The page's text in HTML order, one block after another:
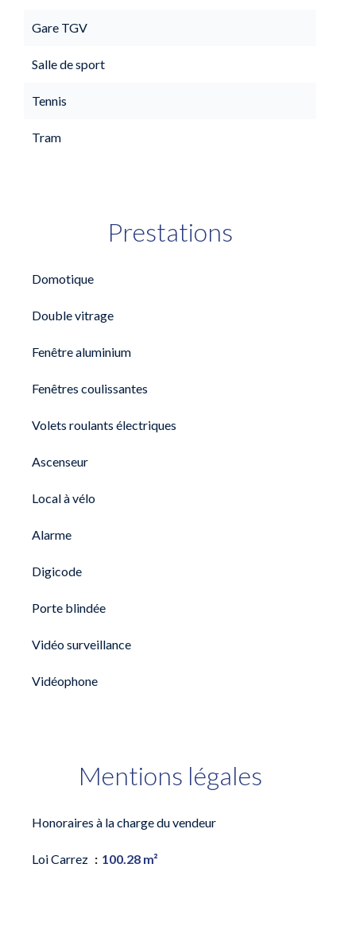
Gare TGV
Salle de sport
Tennis
Tram
Prestations
Domotique
Double vitrage
Fenêtre aluminium
Fenêtres coulissantes
Volets roulants électriques
Ascenseur
Local à vélo
Alarme
Digicode
Porte blindée
Vidéo surveillance
Vidéophone
Mentions légales
Honoraires à la charge du vendeur
Loi Carrez 100.28 m²